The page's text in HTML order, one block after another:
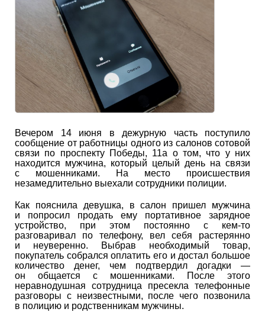
Вечером 14 июня в дежурную часть поступило
сообщение от работницы одного из салонов сотовой
связи по проспекту Победы, 11а о том, что у них
находится мужчина, который целый день на связи
с мошенниками. На место происшествия
незамедлительно выехали сотрудники полиции.
Как пояснила девушка, в салон пришел мужчина
и попросил продать ему портативное зарядное
устройство, при этом постоянно с кем-то
разговаривал по телефону, вел себя растерянно
и неуверенно. Выбрав необходимый товар,
покупатель собрался оплатить его и достал большое
количество денег, чем подтвердил догадки —
он общается с мошенниками. После этого
неравнодушная сотрудница пресекла телефонные
разговоры с неизвестными, после чего позвонила
в полицию и родственникам мужчины.